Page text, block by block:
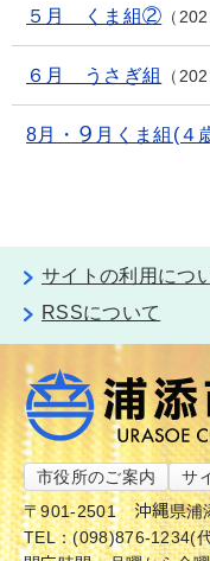
５月 くま組②
６月 うさぎ組
8月・９月くま組(４
サイトの利用につ
RSSについて
市役所のご案内 サ
〒901-2501
沖縄県浦
TEL：(098)876-1234(